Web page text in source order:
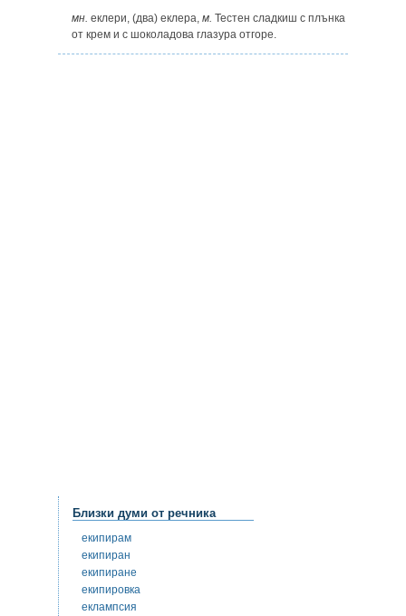
мн. еклери, (два) еклера, м. Тестен сладкиш с плънка
от крем и с шоколадова глазура отгоре.
Близки думи от речника
екипирам
екипиран
екипиране
екипировка
еклампсия